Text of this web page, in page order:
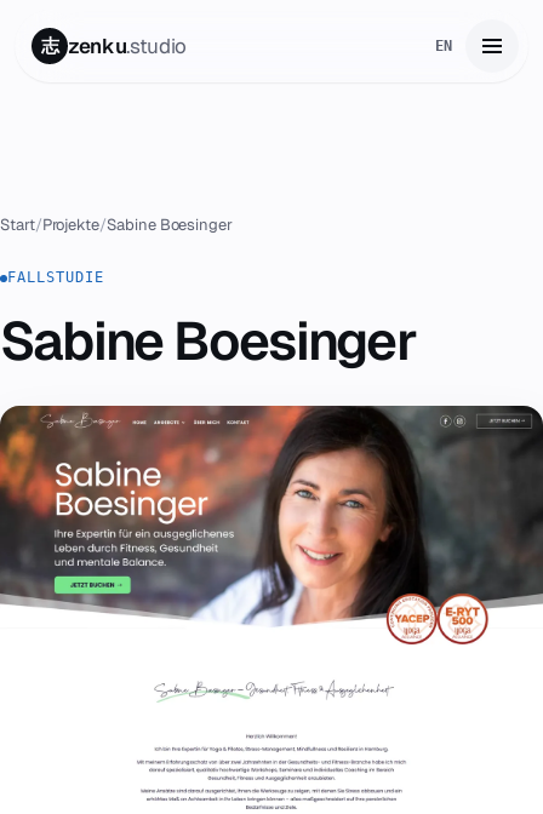
志 zenku.studio EN
02Leistungen
03Zenku Complete
04Projekte
05Preise
06Über uns
Kontakt
Notfall
Start/Projekte/Sabine Boesinger
FALLSTUDIE
Sabine Boesinger